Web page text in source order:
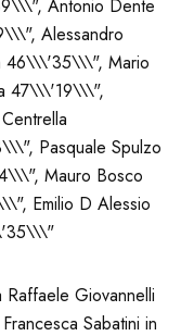
Antonio Dente
Alessandro
46\\\'35\\\", Mario
47\\\'19\\\",
Pasquale Spulzo
Mauro Bosco
Emilio D Alessio
Giovannelli
Sabatini in